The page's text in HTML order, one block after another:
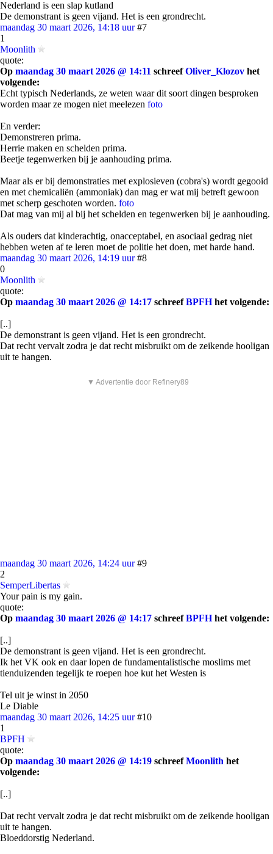
Nederland is een slap kutland
De demonstrant is geen vijand. Het is een grondrecht.
maandag 30 maart 2026, 14:18 uur #7
1
Moonlith
quote:
Op maandag 30 maart 2026 @ 14:11 schreefOliver_Klozov het
volgende:
Echt typisch Nederlands, ze weten waar dit soort dingen besproken
worden maar ze mogen niet meelezen foto
En verder:
Demonstreren prima.
Herrie maken en schelden prima.
Beetje tegenwerken bij je aanhouding prima.
Maar als er bij demonstraties met explosieven (cobra's) wordt gegooid
en met chemicaliën (ammoniak) dan mag er wat mij betreft gewoon
met scherp geschoten worden. foto
Dat mag van mij al bij het schelden en tegenwerken bij je aanhouding.
Als ouders dat kinderachtig, onacceptabel, en asociaal gedrag niet
hebben weten af te leren moet de politie het doen, met harde hand.
maandag 30 maart 2026, 14:19 uur #8
0
Moonlith
quote:
Op maandag 30 maart 2026 @ 14:17 schreefBPFHhet volgende:
[..]
De demonstrant is geen vijand. Het is een grondrecht.
Dat recht vervalt zodra je dat recht misbruikt om de zeikende hooligan
uit te hangen.
▼ Advertentie door Refinery89
maandag 30 maart 2026, 14:24 uur #9
2
SemperLibertas
Your pain is my gain.
quote:
Op maandag 30 maart 2026 @ 14:17 schreefBPFHhet volgende:
[..]
De demonstrant is geen vijand. Het is een grondrecht.
Ik het VK ook en daar lopen de fundamentalistische moslims met
tienduizenden tegelijk te roepen hoe kut het Westen is
Tel uit je winst in 2050
Le Diable
maandag 30 maart 2026, 14:25 uur #10
1
BPFH
quote:
Op maandag 30 maart 2026 @ 14:19 schreefMoonlith het
volgende:
[..]
Dat recht vervalt zodra je dat recht misbruikt om de zeikende hooligan
uit te hangen.
Bloeddorstig Nederland.